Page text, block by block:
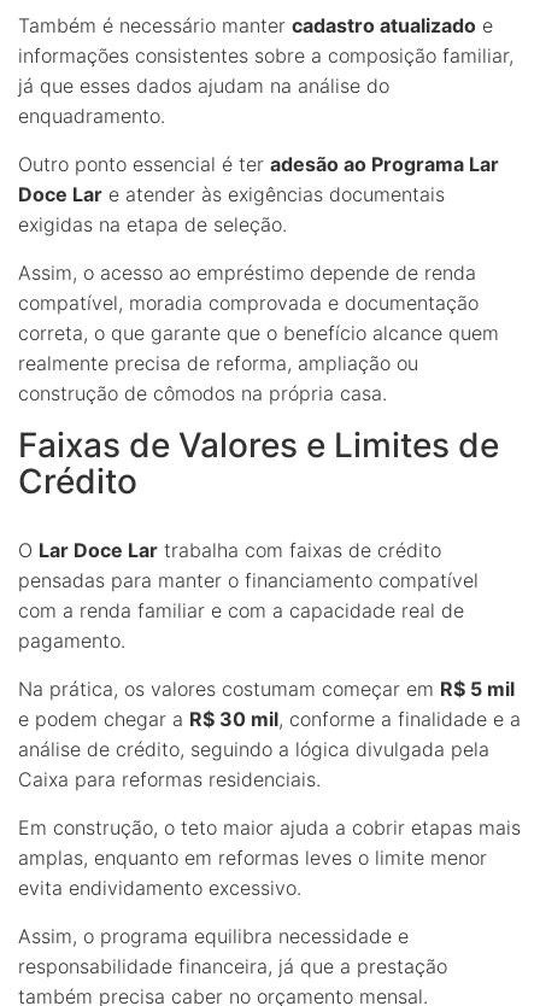
Também é necessário manter cadastro atualizado e
informações consistentes sobre a composição familiar,
já que esses dados ajudam na análise do
enquadramento.
Outro ponto essencial é ter adesão ao Programa Lar
Doce Lar e atender às exigências documentais
exigidas na etapa de seleção.
Assim, o acesso ao empréstimo depende de renda
compatível, moradia comprovada e documentação
correta, o que garante que o benefício alcance quem
realmente precisa de reforma, ampliação ou
construção de cômodos na própria casa.
Faixas de Valores e Limites de
Crédito
O Lar Doce Lar trabalha com faixas de crédito
pensadas para manter o financiamento compatível
com a renda familiar e com a capacidade real de
pagamento.
Na prática, os valores costumam começar em R$ 5 mil
e podem chegar a R$ 30 mil, conforme a finalidade e a
análise de crédito, seguindo a lógica divulgada pela
Caixa para reformas residenciais.
Em construção, o teto maior ajuda a cobrir etapas mais
amplas, enquanto em reformas leves o limite menor
evita endividamento excessivo.
Assim, o programa equilibra necessidade e
responsabilidade financeira, já que a prestação
também precisa caber no orçamento mensal.